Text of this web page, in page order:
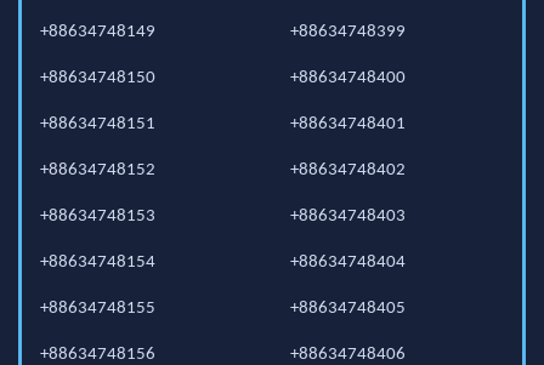
+88634748149
+88634748150
+88634748151
+88634748152
+88634748153
+88634748154
+88634748155
+88634748156
+88634748399
+88634748400
+88634748401
+88634748402
+88634748403
+88634748404
+88634748405
+88634748406